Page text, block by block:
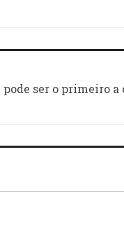
ser o primeiro a